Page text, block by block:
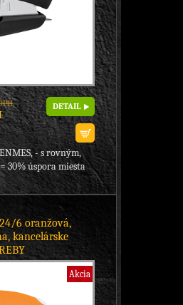
DETAIL
- s rovným,
30% úspora miesta
6 oranžová,
kancelárske
Akcia